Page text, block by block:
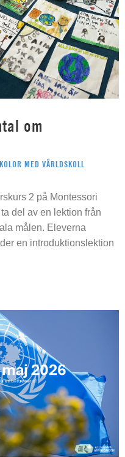
om
MED VÄRLDSKOLL
2 på Montessori
del av en lektion från
målen. Eleverna
en introduktionslektion